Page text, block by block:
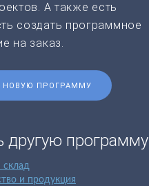
А также есть
создать программное
на заказ.
НОВУЮ ПРОГРАММУ
другую программу
склад
и продукция